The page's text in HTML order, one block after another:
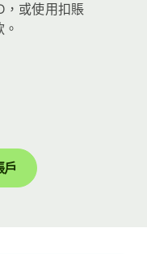
，或使用扣賬
戶